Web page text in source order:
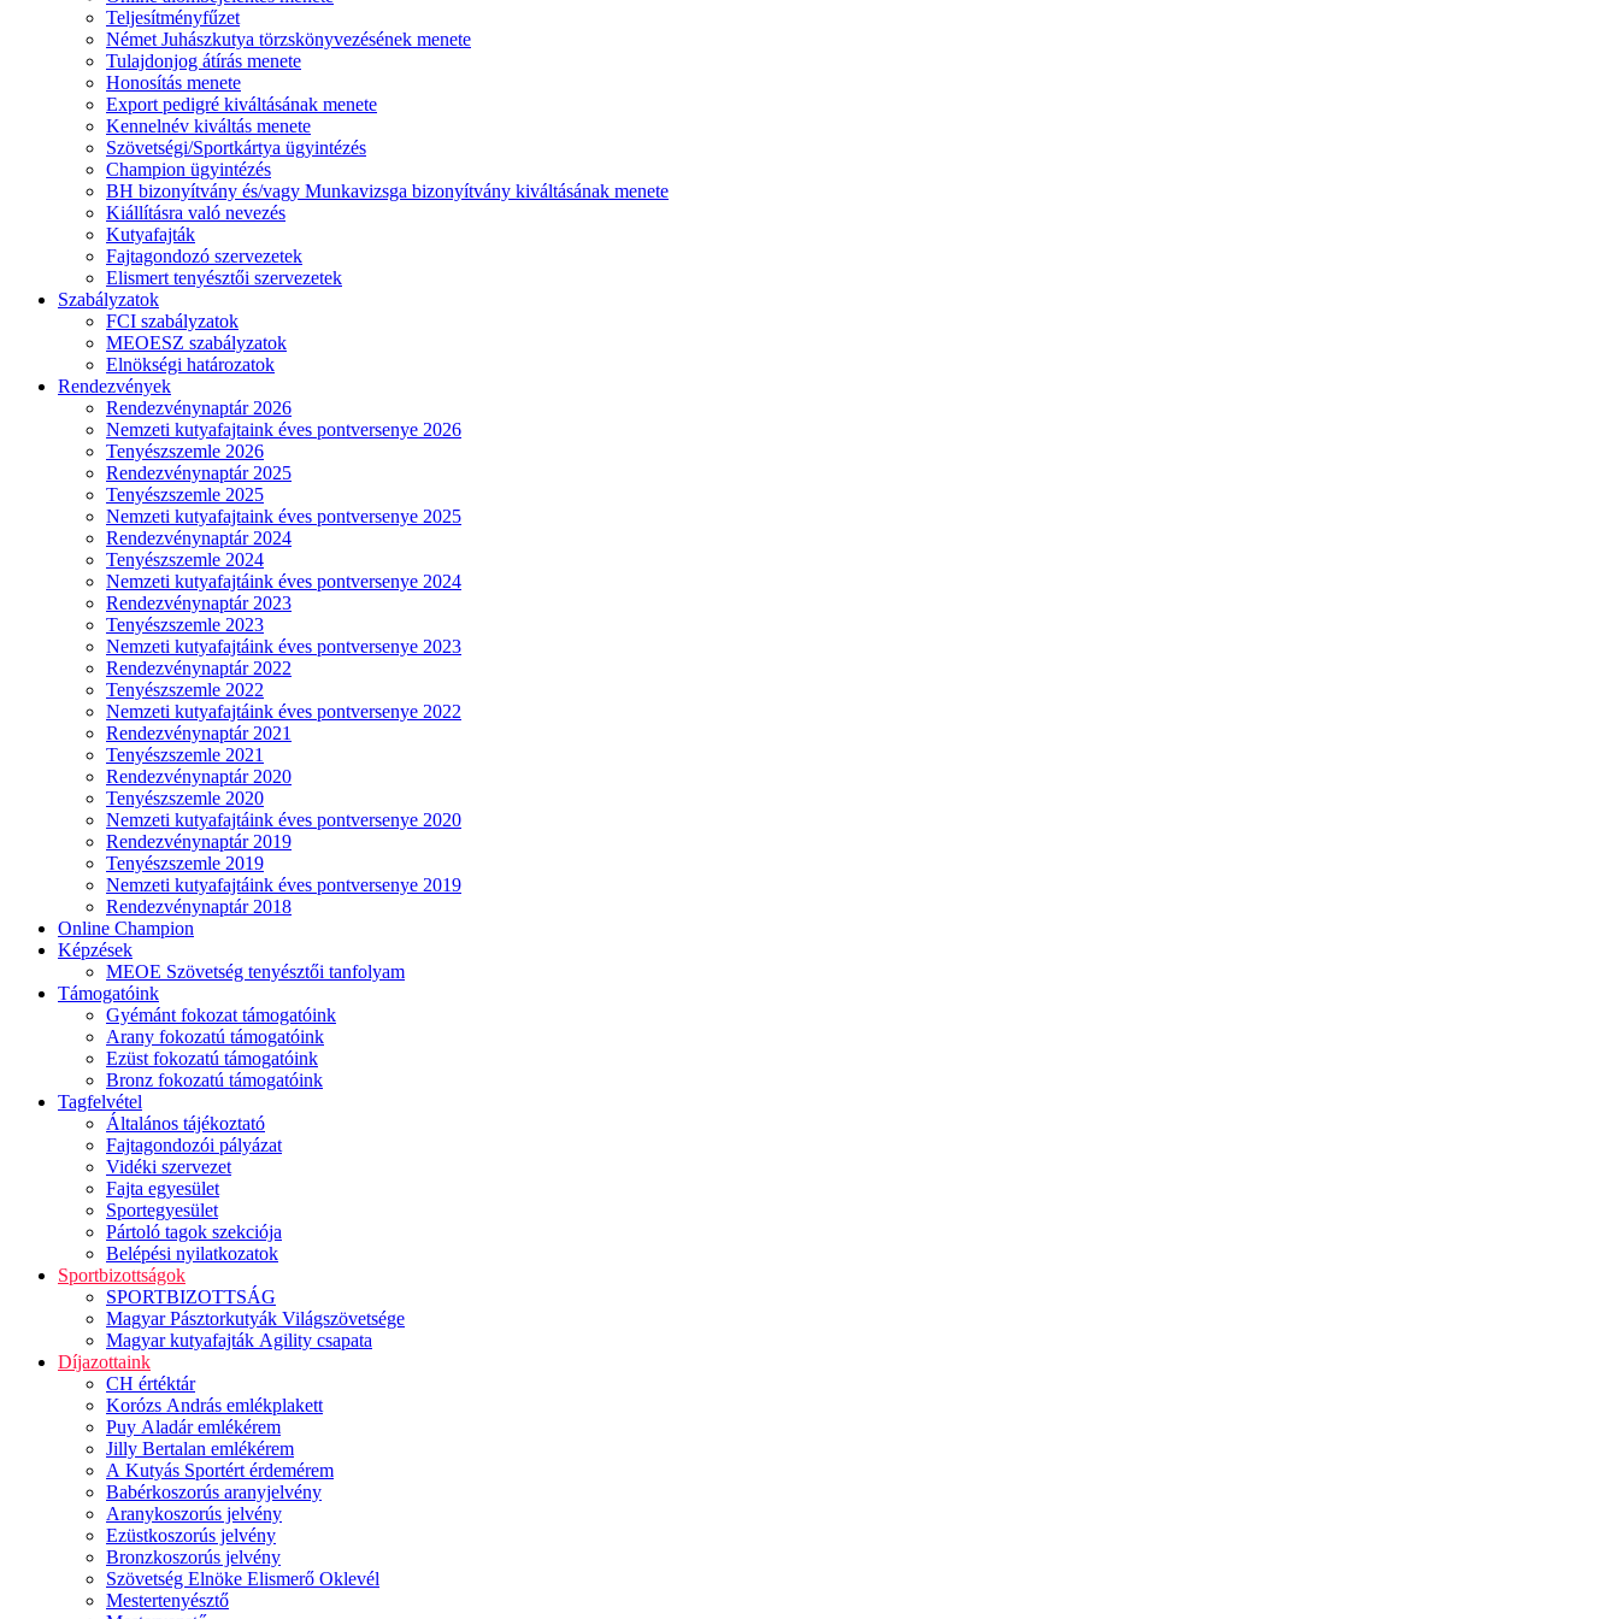
Teljesítményfűzet
Német Juhászkutya törzskönyvezésének menete
Tulajdonjog átírás menete
Honosítás menete
Export pedigré kiváltásának menete
Kennelnév kiváltás menete
Szövetségi/Sportkártya ügyintézés
Champion ügyintézés
BH bizonyítvány és/vagy Munkavizsga bizonyítvány kiváltásának menete
Kiállításra való nevezés
Kutyafajták
Fajtagondozó szervezetek
Elismert tenyésztői szervezetek
Szabályzatok
FCI szabályzatok
MEOESZ szabályzatok
Elnökségi határozatok
Rendezvények
Rendezvénynaptár 2026
Nemzeti kutyafajtaink éves pontversenye 2026
Tenyészszemle 2026
Rendezvénynaptár 2025
Tenyészszemle 2025
Nemzeti kutyafajtaink éves pontversenye 2025
Rendezvénynaptár 2024
Tenyészszemle 2024
Nemzeti kutyafajtáink éves pontversenye 2024
Rendezvénynaptár 2023
Tenyészszemle 2023
Nemzeti kutyafajtáink éves pontversenye 2023
Rendezvénynaptár 2022
Tenyészszemle 2022
Nemzeti kutyafajtáink éves pontversenye 2022
Rendezvénynaptár 2021
Tenyészszemle 2021
Rendezvénynaptár 2020
Tenyészszemle 2020
Nemzeti kutyafajtáink éves pontversenye 2020
Rendezvénynaptár 2019
Tenyészszemle 2019
Nemzeti kutyafajtáink éves pontversenye 2019
Rendezvénynaptár 2018
Online Champion
Képzések
MEOE Szövetség tenyésztői tanfolyam
Támogatóink
Gyémánt fokozat támogatóink
Arany fokozatú támogatóink
Ezüst fokozatú támogatóink
Bronz fokozatú támogatóink
Tagfelvétel
Általános tájékoztató
Fajtagondozói pályázat
Vidéki szervezet
Fajta egyesület
Sportegyesület
Pártoló tagok szekciója
Belépési nyilatkozatok
Sportbizottságok
SPORTBIZOTTSÁG
Magyar Pásztorkutyák Világszövetsége
Magyar kutyafajták Agility csapata
Díjazottaink
CH értéktár
Korózs András emlékplakett
Puy Aladár emlékérem
Jilly Bertalan emlékérem
A Kutyás Sportért érdemérem
Babérkoszorús aranyjelvény
Aranykoszorús jelvény
Ezüstkoszorús jelvény
Bronzkoszorús jelvény
Szövetség Elnöke Elismerő Oklevél
Mestertenyésztő